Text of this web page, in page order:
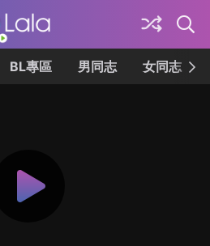
BL專區 男同志 女同志